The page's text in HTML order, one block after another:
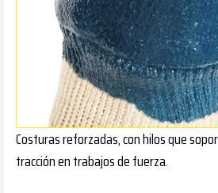
Costuras reforzadas, con hilos que
tracción en trabajos de fuerza.